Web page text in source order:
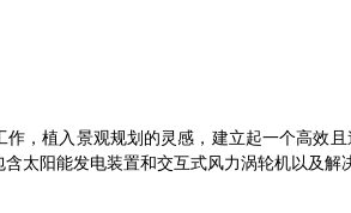
，植入景观规划的灵感，建立起一个高效
太阳能发电装置和交互式风力涡轮机以及解